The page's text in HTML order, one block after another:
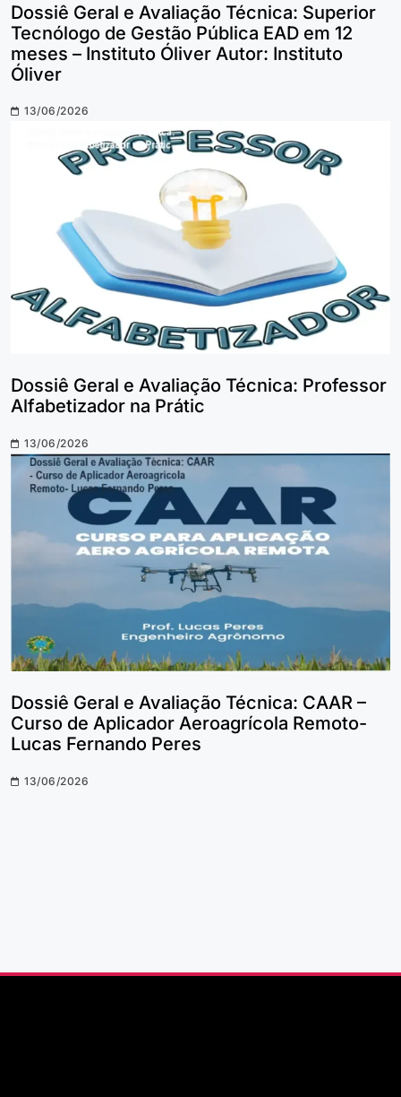
Dossiê Geral e Avaliação Técnica: Superior
Tecnólogo de Gestão Pública EAD em 12
meses – Instituto Óliver Autor: Instituto
Óliver
13/06/2026
Dossiê Geral e Avaliação Técnica: Professor
Alfabetizador na Prátic
13/06/2026
Dossiê Geral e Avaliação Técnica: CAAR –
Curso de Aplicador Aeroagrícola Remoto-
Lucas Fernando Peres
13/06/2026